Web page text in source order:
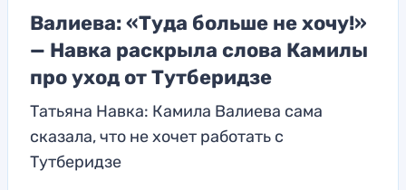
Валиева: «Туда больше не хочу!»
— Навка раскрыла слова Камилы
про уход от Тутберидзе
Татьяна Навка: Камила Валиева сама
сказала, что не хочет работать с
Тутберидзе